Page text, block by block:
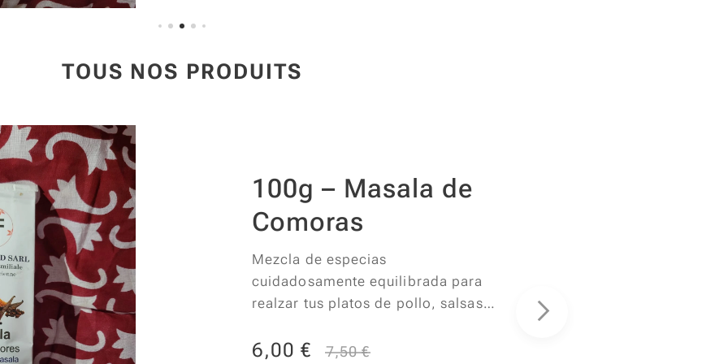
TOUS NOS PRODUITS
100g – Masala de
Comoras
Mezcla de especias
cuidadosamente equilibrada para
realzar tus platos de pollo, salsas
Combinando comino, cúrcuma,
6,00 € 7,50€